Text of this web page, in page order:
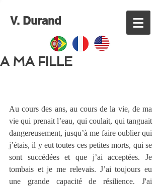
V. Durand
A MA FILLE
Au cours des ans, au cours de la vie, de ma
vie qui prenait l’eau, qui coulait, qui tanguait
dangereusement, jusqu’à me faire oublier qui
j’étais, il y eut toutes ces petites morts, qui se
sont succédées et que j’ai acceptées. Je
tombais et je me relevais. J’ai toujours eu
une grande capacité de résilience. J'ai